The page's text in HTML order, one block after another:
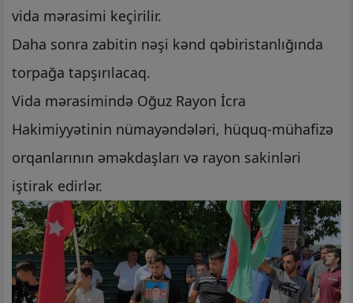
vida mərasimi keçirilir.
Daha sonra zabitin nəşi kənd qəbiristanlığında
torpağa tapşırılacaq.
Vida mərasimində Oğuz Rayon İcra
Hakimiyyətinin nümayəndələri, hüquq-mühafizə
orqanlarının əməkdaşları və rayon sakinləri
iştirak edirlər.